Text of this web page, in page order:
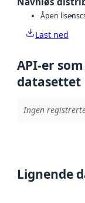
Åpen lisens
Last ned
API-er
datasettet
Ingen
Lignende